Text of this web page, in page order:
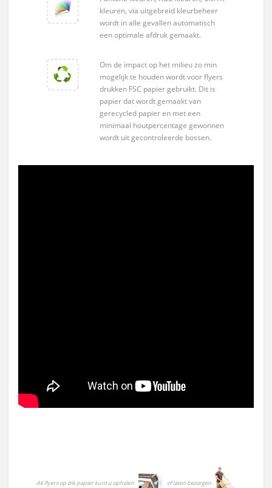
kleuren, via uitgebreid kleurbeheer
wordt in alle gevallen automatisch
een optimale afdruk gemaakt.
Om de impact op het milieu zo min
mogelijk te houden wordt voor flyers
drukken FSC papier gebruikt. Dit is
papier dat wordt gemaakt van
gerecycled papier en met een
minimaal houtpercentage gewonnen
wordt uit gecontroleerde bossen.
A6 flyers op dik papier kunt u ophalen of laten bezorgen